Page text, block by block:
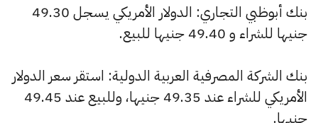
بنك أبوظبي التجاري: الدولار الأمريكي يسجل 49.30
جنيها للشراء و 49.40 جنيها للبيع.
بنك الشركة المصرفية العربية الدولية: استقر سعر الدولار
الأمريكي للشراء عند 49.35 جنيها، وللبيع عند 49.45
جنيها.